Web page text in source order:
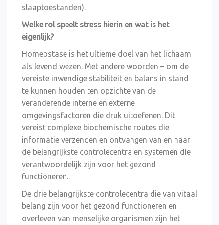
slaaptoestanden).
Welke rol speelt stress hierin en wat is het
eigenlijk?
Homeostase is het ultieme doel van het lichaam
als levend wezen. Met andere woorden – om de
vereiste inwendige stabiliteit en balans in stand
te kunnen houden ten opzichte van de
veranderende interne en externe
omgevingsfactoren die druk uitoefenen. Dit
vereist complexe biochemische routes die
informatie verzenden en ontvangen van en naar
de belangrijkste controlecentra en systemen die
verantwoordelijk zijn voor het gezond
functioneren.
De drie belangrijkste controlecentra die van vitaal
belang zijn voor het gezond functioneren en
overleven van menselijke organismen zijn het